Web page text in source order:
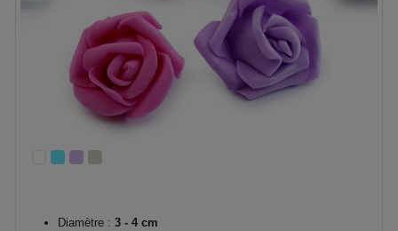
Diamètre : 3 - 4 cm